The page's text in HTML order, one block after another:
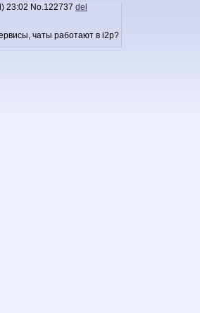
23:02 No.122737 del
чаты работают в i2p?